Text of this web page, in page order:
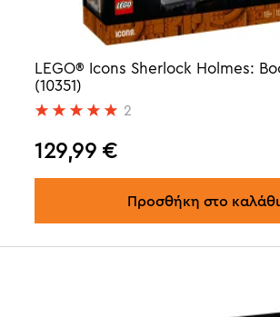
LEGO® Icons Sherlock Holmes:
(10351)
2
129,99 €
Προσθήκη στο καλάθι